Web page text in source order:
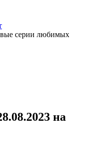
серии любимых
на